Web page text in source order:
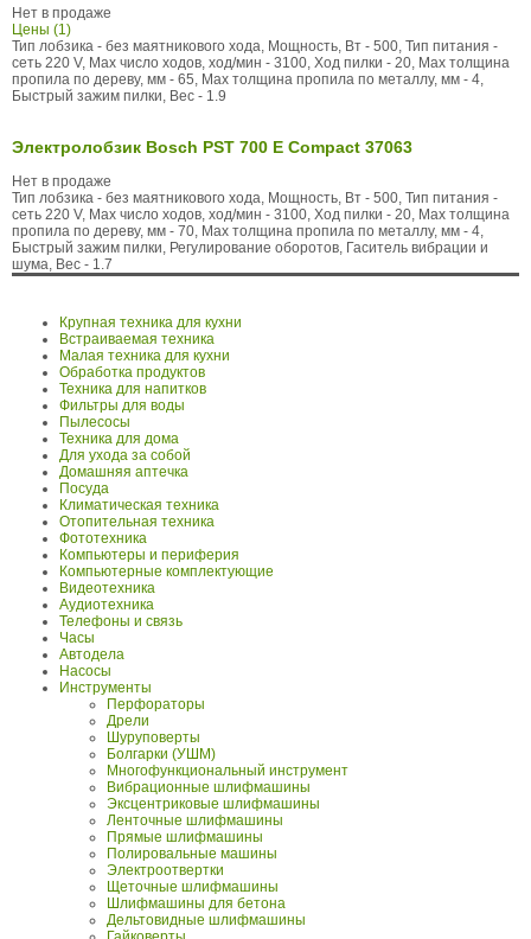
Нет в продаже
Цены (1)
Тип лобзика - без маятникового хода, Мощность, Вт - 500, Тип питания -
сеть 220 V, Max число ходов, ход/мин - 3100, Ход пилки - 20, Max толщина
пропила по дереву, мм - 65, Max толщина пропила по металлу, мм - 4,
Быстрый зажим пилки, Вес - 1.9
Электролобзик Bosch PST 700 E Compact 37063
Нет в продаже
Тип лобзика - без маятникового хода, Мощность, Вт - 500, Тип питания -
сеть 220 V, Max число ходов, ход/мин - 3100, Ход пилки - 20, Max толщина
пропила по дереву, мм - 70, Max толщина пропила по металлу, мм - 4,
Быстрый зажим пилки, Регулирование оборотов, Гаситель вибрации и
шума, Вес - 1.7
Крупная техника для кухни
Встраиваемая техника
Малая техника для кухни
Обработка продуктов
Техника для напитков
Фильтры для воды
Пылесосы
Техника для дома
Для ухода за собой
Домашняя аптечка
Посуда
Климатическая техника
Отопительная техника
Фототехника
Компьютеры и периферия
Компьютерные комплектующие
Видеотехника
Аудиотехника
Телефоны и связь
Часы
Автодела
Насосы
Инструменты
Перфораторы
Дрели
Шуруповерты
Болгарки (УШМ)
Многофункциональный инструмент
Вибрационные шлифмашины
Эксцентриковые шлифмашины
Ленточные шлифмашины
Прямые шлифмашины
Полировальные машины
Электроотвертки
Щеточные шлифмашины
Шлифмашины для бетона
Дельтовидные шлифмашины